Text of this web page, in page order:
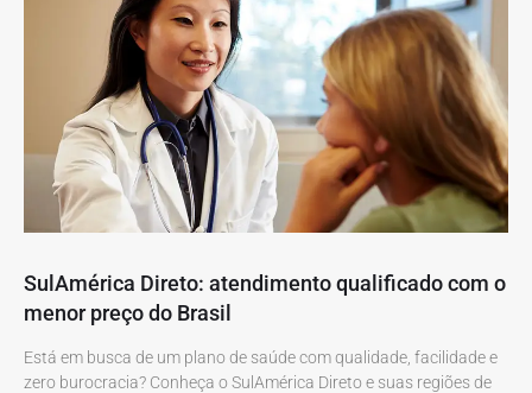
SulAmérica Direto: atendimento qualificado com o
menor preço do Brasil
Está em busca de um plano de saúde com qualidade, facilidade e
zero burocracia? Conheça o SulAmérica Direto e suas regiões de